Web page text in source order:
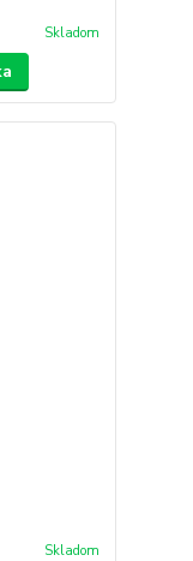
Skladom
Skladom